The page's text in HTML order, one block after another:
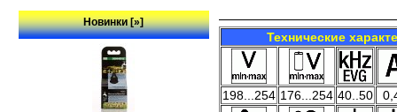
Новинки [»]
Технические
198...254 176...254 40..50